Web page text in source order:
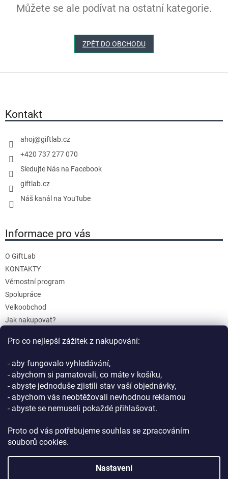
Pro co nejlepší zážitek z nakupování:
- aby fungovalo vyhledávání,
- abychom si pamatovali, co máte v košíku,
- abyste jednoduše zjistili stav vaší objednávky,
- abychom vás neobtěžovali nevhodnou reklamou
- abyste se nemuseli pokaždé přihlašovat.
Proto od vás potřebujeme souhlas se zpracováním
souborů cookies.
Nastavení
Můžete se ale podívat na ostatní kategorie.
ZPĚT DO OBCHODU
Kontakt
ahoj@giftlab.cz
+420 737 277 070
Sledujte Nás na Facebook
giftlab.cz
Náš kanál na YouTube
Informace pro vás
O GiftLab
KONTAKTY
Věrnostní program
Spolupráce
Velkoobchod
Jak nakupovat?
Reklamace a Vrácení
Obchodní podmínky
Podmínky ochrany osobních údajů